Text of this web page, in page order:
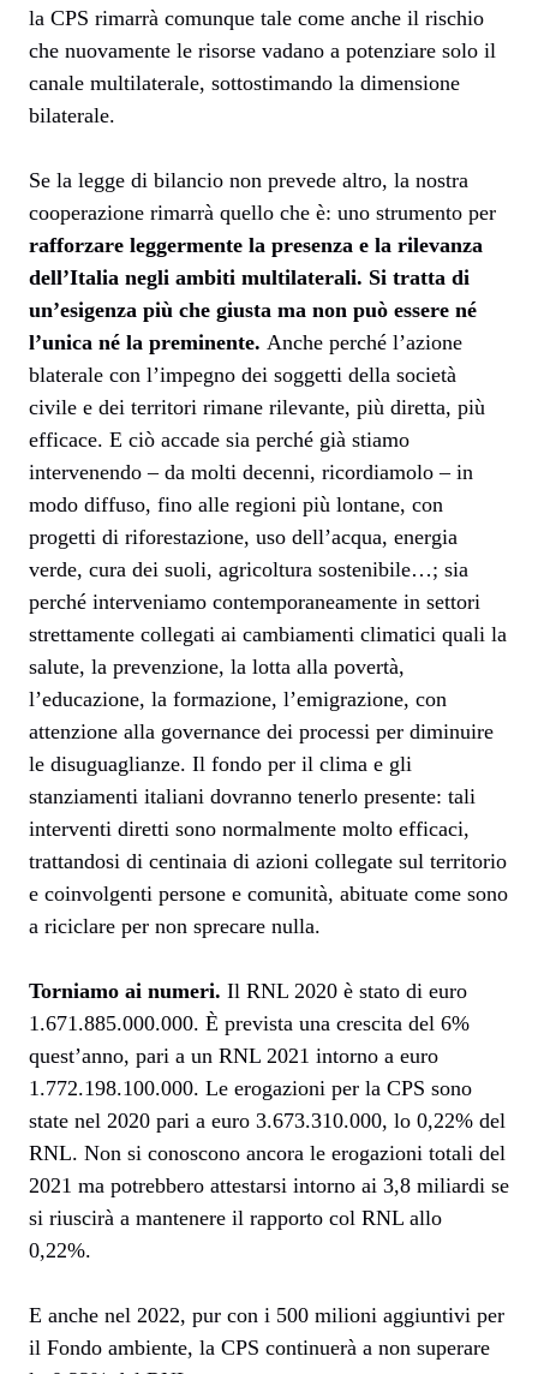
la CPS rimarrà comunque tale come anche il rischio
che nuovamente le risorse vadano a potenziare solo il
canale multilaterale, sottostimando la dimensione
bilaterale.
Se la legge di bilancio non prevede altro, la nostra
cooperazione rimarrà quello che è: uno strumento per
rafforzare leggermente la presenza e la rilevanza
dell’Italia negli ambiti multilaterali. Si tratta di
un’esigenza più che giusta ma non può essere né
l’unica né la preminente. Anche perché l’azione
blaterale con l’impegno dei soggetti della società
civile e dei territori rimane rilevante, più diretta, più
efficace. E ciò accade sia perché già stiamo
intervenendo – da molti decenni, ricordiamolo – in
modo diffuso, fino alle regioni più lontane, con
progetti di riforestazione, uso dell’acqua, energia
verde, cura dei suoli, agricoltura sostenibile…; sia
perché interveniamo contemporaneamente in settori
strettamente collegati ai cambiamenti climatici quali la
salute, la prevenzione, la lotta alla povertà,
l’educazione, la formazione, l’emigrazione, con
attenzione alla governance dei processi per diminuire
le disuguaglianze. Il fondo per il clima e gli
stanziamenti italiani dovranno tenerlo presente: tali
interventi diretti sono normalmente molto efficaci,
trattandosi di centinaia di azioni collegate sul territorio
e coinvolgenti persone e comunità, abituate come sono
a riciclare per non sprecare nulla.
Torniamo ai numeri. Il RNL 2020 è stato di euro
1.671.885.000.000. È prevista una crescita del 6%
quest’anno, pari a un RNL 2021 intorno a euro
1.772.198.100.000. Le erogazioni per la CPS sono
state nel 2020 pari a euro 3.673.310.000, lo 0,22% del
RNL. Non si conoscono ancora le erogazioni totali del
2021 ma potrebbero attestarsi intorno ai 3,8 miliardi se
si riuscirà a mantenere il rapporto col RNL allo
0,22%.
E anche nel 2022, pur con i 500 milioni aggiuntivi per
il Fondo ambiente, la CPS continuerà a non superare